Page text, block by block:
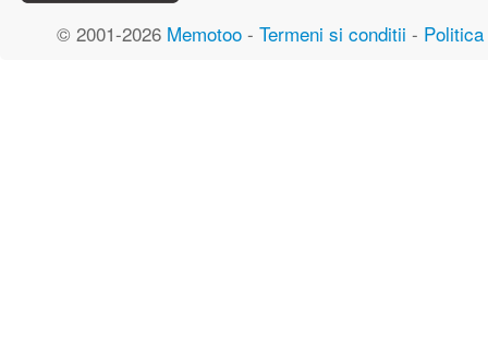
© 2001-2026 Memotoo- Termeni si conditii -